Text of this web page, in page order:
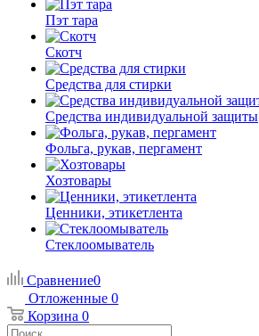
Пэт тара
Скотч
Средства для стирки
Средства индивидуальной защиты
Фольга, рукав, пергамент
Хозтовары
Ценники, этикетлента
Стеклоомыватель
Сравнение0
Отложенные 0
Корзина 0